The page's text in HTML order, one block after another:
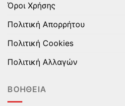
Όροι Χρήσης
Πολιτική Απορρήτου
Πολιτική Cookies
Πολιτική Αλλαγών
ΒΟΉΘΕΙΑ